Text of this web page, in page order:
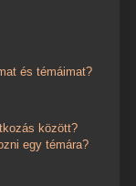
és témáimat?
között?
egy témára?